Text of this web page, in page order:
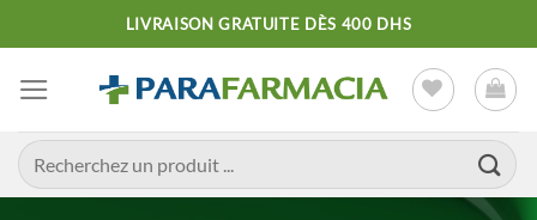
au
contenu
LIVRAISON GRATUITE DÈS 400 DHS
Recherche
pour :